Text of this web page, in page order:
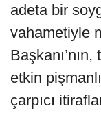
adeta bir
vahametiyle
etkin
çarpıcı